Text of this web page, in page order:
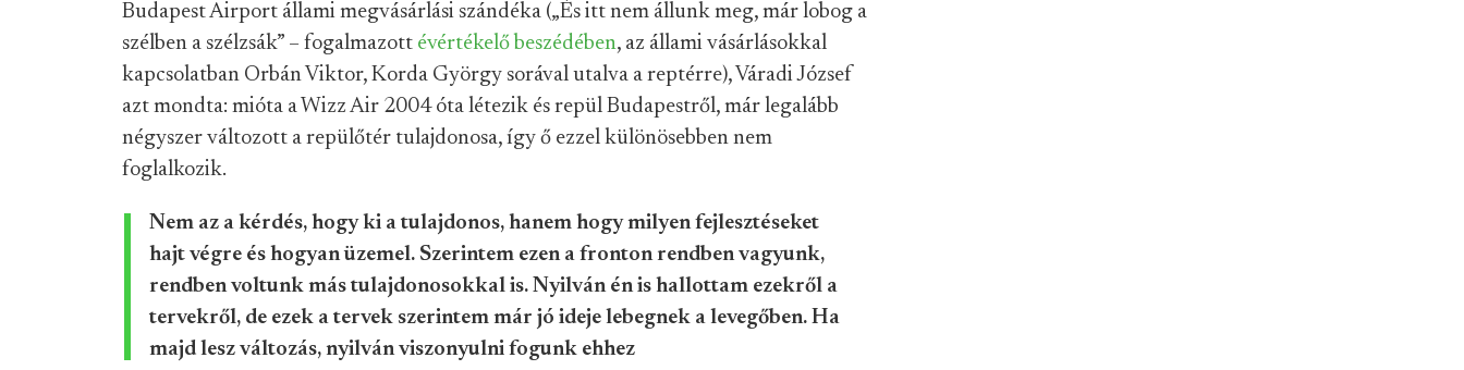
Budapest Airport állami megvásárlási szándéka („És itt nem állunk meg, már lobog a
szélben a szélzsák” – fogalmazott évértékelő beszédében, az állami vásárlásokkal
kapcsolatban Orbán Viktor, Korda György sorával utalva a reptérre), Váradi József
azt mondta: mióta a Wizz Air 2004 óta létezik és repül Budapestről, már legalább
négyszer változott a repülőtér tulajdonosa, így ő ezzel különösebben nem
foglalkozik.
Nem az a kérdés, hogy ki a tulajdonos, hanem hogy milyen fejlesztéseket
hajt végre és hogyan üzemel. Szerintem ezen a fronton rendben vagyunk,
rendben voltunk más tulajdonosokkal is. Nyilván én is hallottam ezekről a
tervekről, de ezek a tervek szerintem már jó ideje lebegnek a levegőben. Ha
majd lesz változás, nyilván viszonyulni fogunk ehhez